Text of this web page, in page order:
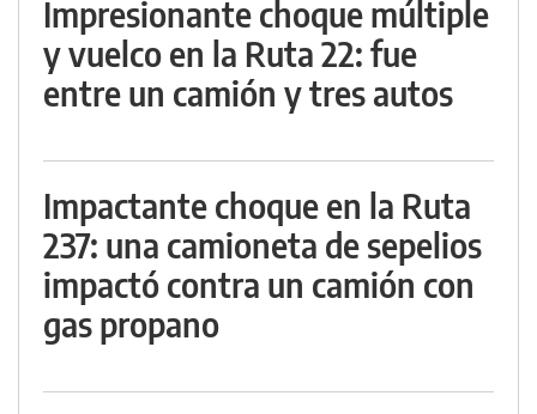
Impresionante choque múltiple
y vuelco en la Ruta 22: fue
entre un camión y tres autos
Impactante choque en la Ruta
237: una camioneta de sepelios
impactó contra un camión con
gas propano